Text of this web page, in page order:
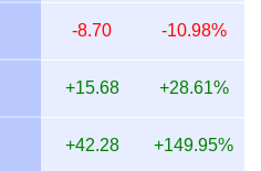
67,024.93 781.78
65.91
66,042.77 770.33
-8.70 -10.98%
+15.68 +28.61%
+42.28 +149.95%